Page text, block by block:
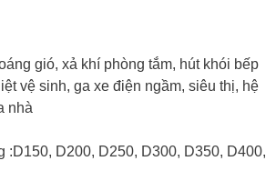
gió, xả khí phòng tắm, hút khói bếp
vệ sinh, ga xe điện ngầm, siêu thị, hệ
nhà
:D150, D200, D250, D300, D350, D400,